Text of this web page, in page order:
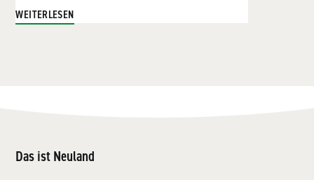
WEITERLESEN
Das ist Neuland